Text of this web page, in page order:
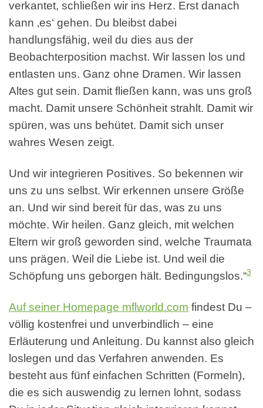
verkantet, schließen wir ins Herz. Erst danach
kann ‚es‘ gehen. Du bleibst dabei
handlungsfähig, weil du dies aus der
Beobachterposition machst. Wir lassen los und
entlasten uns. Ganz ohne Dramen. Wir lassen
Altes gut sein. Damit fließen kann, was uns groß
macht. Damit unsere Schönheit strahlt. Damit wir
spüren, was uns behütet. Damit sich unser
wahres Wesen zeigt.
Und wir integrieren Positives. So bekennen wir
uns zu uns selbst. Wir erkennen unsere Größe
an. Und wir sind bereit für das, was zu uns
möchte. Wir heilen. Ganz gleich, mit welchen
Eltern wir groß geworden sind, welche Traumata
uns prägen. Weil die Liebe ist. Und weil die
Schöpfung uns geborgen hält. Bedingungslos.“3
Auf seiner Homepage mflworld.com findest Du –
völlig kostenfrei und unverbindlich – eine
Erläuterung und Anleitung. Du kannst also gleich
loslegen und das Verfahren anwenden. Es
besteht aus fünf einfachen Schritten (Formeln),
die es sich auswendig zu lernen lohnt, sodass